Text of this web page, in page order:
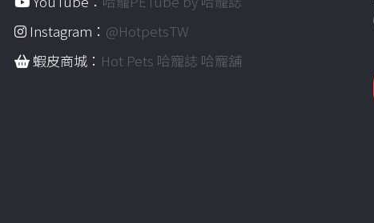
Instagram： @HotpetsTW
蝦皮商城： Hot Pets 哈寵誌 哈寵舖